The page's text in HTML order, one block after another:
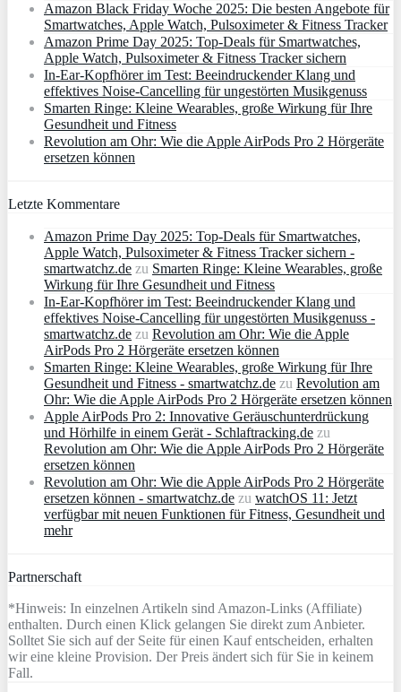
Amazon Black Friday Woche 2025: Die besten Angebote für
Smartwatches, Apple Watch, Pulsoximeter & Fitness Tracker
Amazon Prime Day 2025: Top-Deals für Smartwatches,
Apple Watch, Pulsoximeter & Fitness Tracker sichern
In-Ear-Kopfhörer im Test: Beeindruckender Klang und
effektives Noise-Cancelling für ungestörten Musikgenuss
Smarten Ringe: Kleine Wearables, große Wirkung für Ihre
Gesundheit und Fitness
Revolution am Ohr: Wie die Apple AirPods Pro 2 Hörgeräte
ersetzen können
Letzte Kommentare
Amazon Prime Day 2025: Top-Deals für Smartwatches,
Apple Watch, Pulsoximeter & Fitness Tracker sichern -
smartwatchz.de zu Smarten Ringe: Kleine Wearables, große
Wirkung für Ihre Gesundheit und Fitness
In-Ear-Kopfhörer im Test: Beeindruckender Klang und
effektives Noise-Cancelling für ungestörten Musikgenuss -
smartwatchz.de zu Revolution am Ohr: Wie die Apple
AirPods Pro 2 Hörgeräte ersetzen können
Smarten Ringe: Kleine Wearables, große Wirkung für Ihre
Gesundheit und Fitness - smartwatchz.de zu Revolution am
Ohr: Wie die Apple AirPods Pro 2 Hörgeräte ersetzen können
Apple AirPods Pro 2: Innovative Geräuschunterdrückung
und Hörhilfe in einem Gerät - Schlaftracking.de zu
Revolution am Ohr: Wie die Apple AirPods Pro 2 Hörgeräte
ersetzen können
Revolution am Ohr: Wie die Apple AirPods Pro 2 Hörgeräte
ersetzen können - smartwatchz.de zu watchOS 11: Jetzt
verfügbar mit neuen Funktionen für Fitness, Gesundheit und
mehr
Partnerschaft
*Hinweis: In einzelnen Artikeln sind Amazon-Links (Affiliate)
enthalten. Durch einen Klick gelangen Sie direkt zum Anbieter.
Solltet Sie sich auf der Seite für einen Kauf entscheiden, erhalten
wir eine kleine Provision. Der Preis ändert sich für Sie in keinem
Fall.